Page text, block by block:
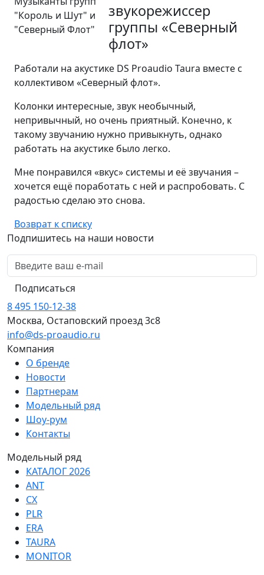
звукорежиссер
группы «Северный
флот»
Работали на акустике DS Proaudio Taura вместе с
коллективом «Северный флот».
Колонки интересные, звук необычный,
непривычный, но очень приятный. Конечно, к
такому звучанию нужно привыкнуть, однако
работать на акустике было легко.
Мне понравился «вкус» системы и её звучания –
хочется ещё поработать с ней и распробовать. С
радостью сделаю это снова.
Возврат к списку
Подпишитесь на наши новости
Подписаться
8 495 150-12-38
Москва, Остаповский проезд 3с8
info@ds-proaudio.ru
Компания
О бренде
Новости
Партнерам
Модельный ряд
Шоу-рум
Контакты
Модельный ряд
КАТАЛОГ 2026
ANT
CX
PLR
ERA
TAURA
MONITOR